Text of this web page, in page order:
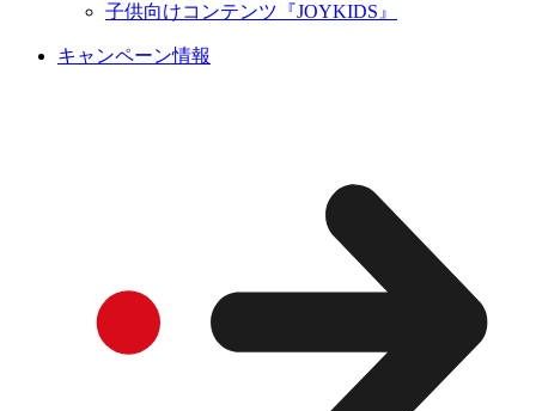
子供向けコンテンツ『JOYKIDS』
キャンペーン情報